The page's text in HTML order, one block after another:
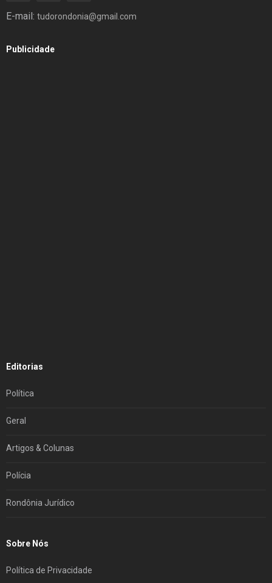
E-mail: tudorondonia@gmail.com
Publicidade
Editorias
Política
Geral
Artigos & Colunas
Polícia
Rondônia Jurídico
Sobre Nós
Política de Privacidade